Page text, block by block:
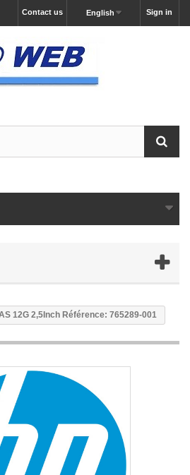
Sign in
English
Contact us
12G 2,5Inch Référence: 765289-001